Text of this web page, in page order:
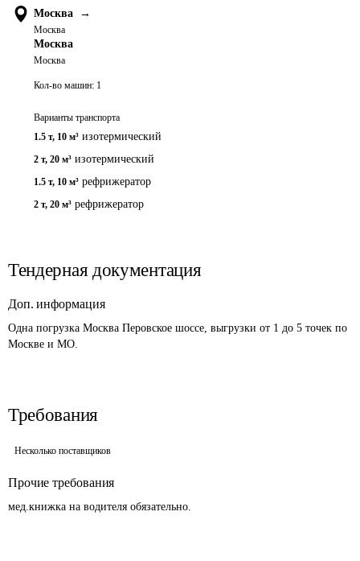
Москва →
Москва
Москва
Москва
Кол-во машин: 1
Варианты транспорта
1.5 т, 10 м³ изотермический
2 т, 20 м³ изотермический
1.5 т, 10 м³ рефрижератор
2 т, 20 м³ рефрижератор
Тендерная документация
Доп. информация
Одна погрузка Москва Перовское шоссе, выгрузки от 1 до 5 точек по
Москве и МО.
Требования
Несколько поставщиков
Прочие требования
мед.книжка на водителя обязательно.